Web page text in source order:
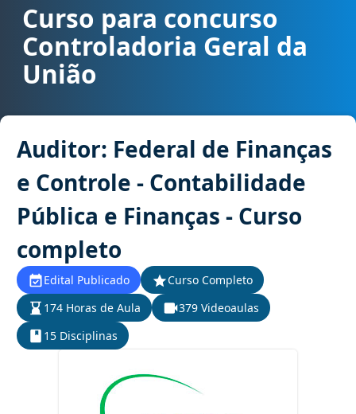
Curso para concurso CGU - Controladoria Geral da União cargo
Curso para concurso
Controladoria Geral da
União
Auditor: Federal de Finanças
e Controle - Contabilidade
Pública e Finanças - Curso
completo
Edital Publicado
Curso Completo
174 Horas de Aula
379 Videoaulas
15 Disciplinas